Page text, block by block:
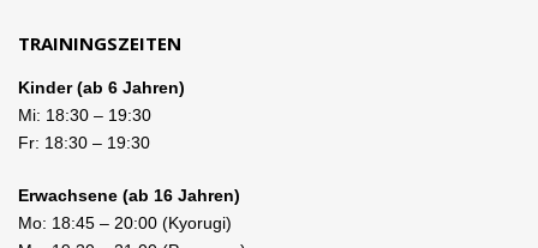
TRAININGSZEITEN
Kinder (ab 6 Jahren)
Mi: 18:30 – 19:30
Fr: 18:30 – 19:30
Erwachsene (ab 16 Jahren)
Mo: 18:45 – 20:00 (Kyorugi)